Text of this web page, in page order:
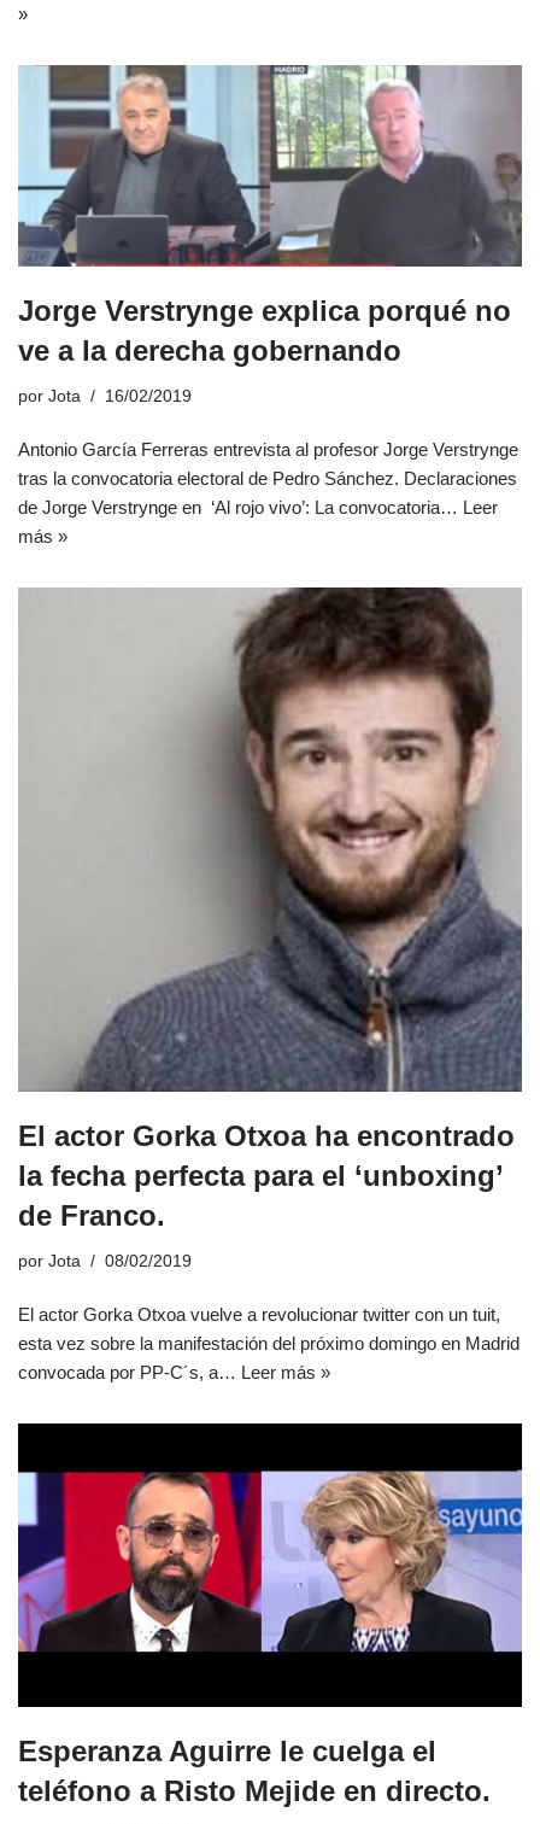
»
Jorge Verstrynge explica porqué no
ve a la derecha gobernando
por Jota 16/02/2019
Antonio García Ferreras entrevista al profesor Jorge Verstrynge
tras la convocatoria electoral de Pedro Sánchez. Declaraciones
de Jorge Verstrynge en ‘Al rojo vivo’: La convocatoria… Leer
más »
El actor Gorka Otxoa ha encontrado
la fecha perfecta para el ‘unboxing’
de Franco.
por Jota 08/02/2019
El actor Gorka Otxoa vuelve a revolucionar twitter con un tuit,
esta vez sobre la manifestación del próximo domingo en Madrid
convocada por PP-C´s, a… Leer más »
Esperanza Aguirre le cuelga el
teléfono a Risto Mejide en directo.